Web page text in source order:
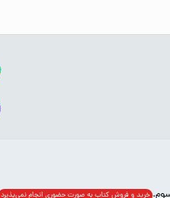
خرید و فروش کتاب به صورت حضوری انجام‌ نمی‌پذیرد